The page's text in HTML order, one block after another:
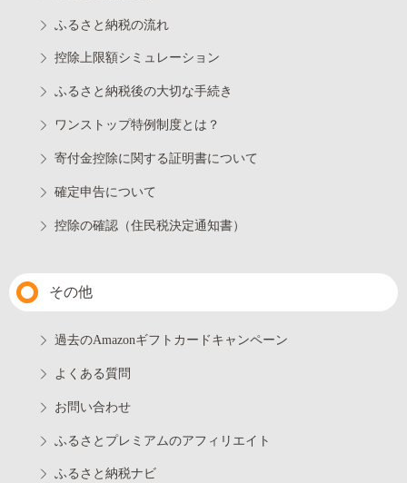
ふるさと納税の流れ
控除上限額シミュレーション
ふるさと納税後の大切な手続き
ワンストップ特例制度とは？
寄付金控除に関する証明書について
確定申告について
控除の確認（住民税決定通知書）
その他
過去のAmazonギフトカードキャンペーン
よくある質問
お問い合わせ
ふるさとプレミアムのアフィリエイト
ふるさと納税ナビ